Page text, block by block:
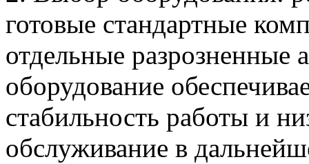
готовые стандартные
отдельные разрозненные
оборудование
стабильность работы и
обслуживание в